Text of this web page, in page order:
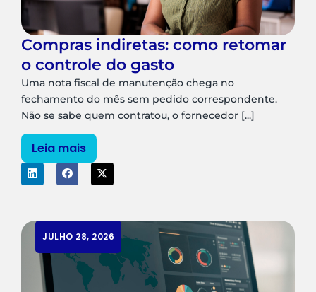
Compras indiretas: como retomar
o controle do gasto
Uma nota fiscal de manutenção chega no
fechamento do mês sem pedido correspondente.
Não se sabe quem contratou, o fornecedor [...]
Leia mais
JULHO 28, 2026